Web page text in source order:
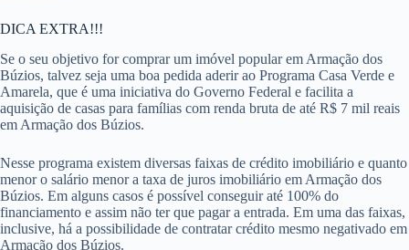
DICA EXTRA!!!
Se o seu objetivo for comprar um imóvel popular em Armação dos
Búzios, talvez seja uma boa pedida aderir ao Programa Casa Verde e
Amarela, que é uma iniciativa do Governo Federal e facilita a
aquisição de casas para famílias com renda bruta de até R$ 7 mil reais
em Armação dos Búzios.
Nesse programa existem diversas faixas de crédito imobiliário e quanto
menor o salário menor a taxa de juros imobiliário em Armação dos
Búzios. Em alguns casos é possível conseguir até 100% do
financiamento e assim não ter que pagar a entrada. Em uma das faixas,
inclusive, há a possibilidade de contratar crédito mesmo negativado em
Armação dos Búzios.